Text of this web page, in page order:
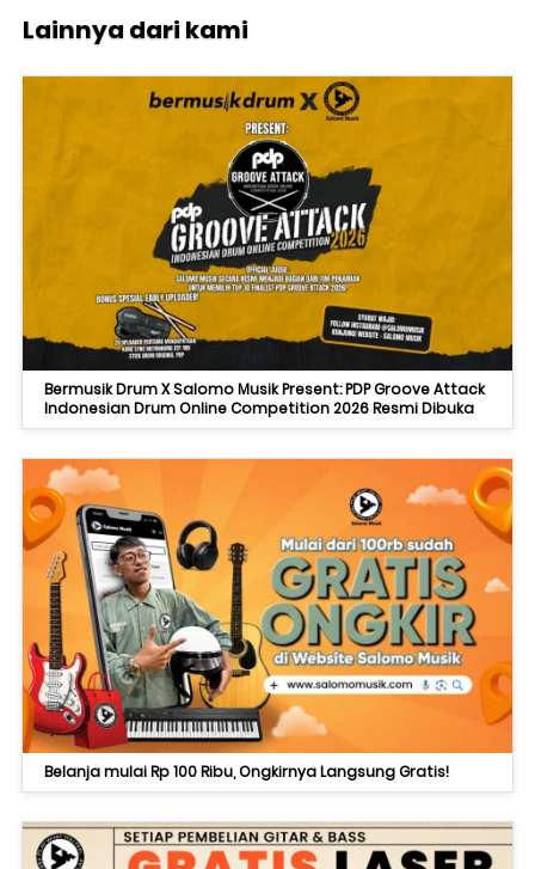
Lainnya dari kami
Bermusik Drum X Salomo Musik Present: PDP Groove Attack
Indonesian Drum Online Competition 2026 Resmi Dibuka
Belanja mulai Rp 100 Ribu, Ongkirnya Langsung Gratis!